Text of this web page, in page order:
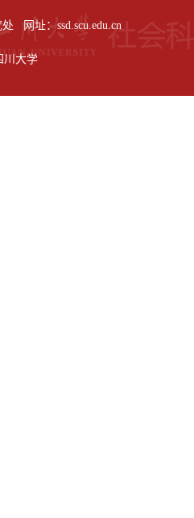
网址：ssd.scu.edu.cn
川大学